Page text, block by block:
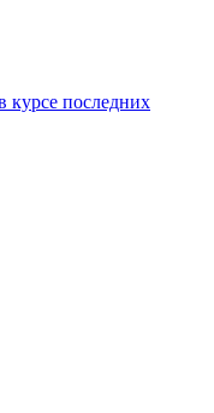
курсе последних